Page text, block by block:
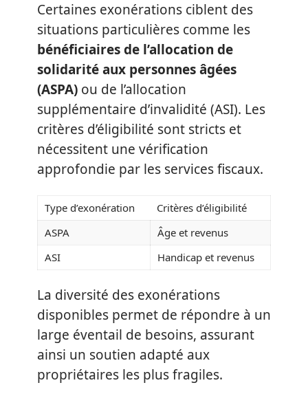
Certaines exonérations ciblent des
situations particulières comme les
bénéficiaires de l’allocation de
solidarité aux personnes âgées
(ASPA) ou de l’allocation
supplémentaire d’invalidité (ASI). Les
critères d’éligibilité sont stricts et
nécessitent une vérification
approfondie par les services fiscaux.
Type d’exonération
Critères d’éligibilité
ASPA
Âge et revenus
ASI
Handicap et revenus
La diversité des exonérations
disponibles permet de répondre à un
large éventail de besoins, assurant
ainsi un soutien adapté aux
propriétaires les plus fragiles.